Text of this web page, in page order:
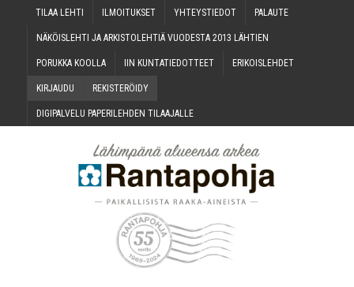
TILAA LEH­TI ILMOI­TUK­SET YHTEYS­TIE­DOT PALAU­TE
NÄKÖIS­LEH­TI JA ARKIS­TO­LEH­TIÄ VUO­DES­TA 2013 LÄHTIEN
PORUK­KA KOOLLA IIN KUN­TA­TIE­DOT­TEET ERI­KOIS­LEH­DET
KIR­JAU­DU REKIS­TE­RÖI­DY
DIGI­PAL­VE­LU PAPE­RI­LEH­DEN TILAAJALLE